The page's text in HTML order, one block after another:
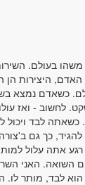
בעולם.
היצירות
כשאדם נמצא
לחשוב - ואז
לבד
כך גם
רגע אתה עלול
השואה. האני
הוא לבד, מותר